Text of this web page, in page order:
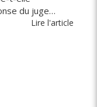
du juge…
Lire l'article